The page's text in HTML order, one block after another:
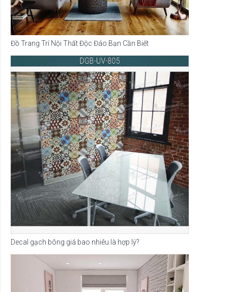
Đồ Trang Trí Nội Thất Độc Đáo Bạn Cần Biết
Decal gạch bông giá bao nhiêu là hợp lý?